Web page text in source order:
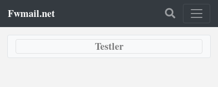
Fwmail.net
Testler